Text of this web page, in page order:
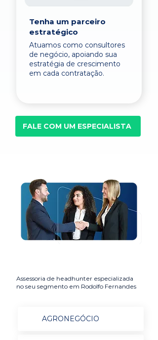
Tenha um parceiro
estratégico
Atuamos como consultores
de negócio, apoiando sua
estratégia de crescimento
em cada contratação.
FALE COM UM ESPECIALISTA
Assessoria de headhunter especializada
no seu segmento em Rodolfo Fernandes
AGRONEGÓCIO